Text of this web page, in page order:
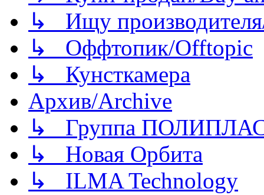
↳ Ищу
↳ Оффтопик/Offtopic
↳ Кунсткамера
Архив/Archive
↳ Группа
↳ Новая Орбита
↳ ILMA Technology